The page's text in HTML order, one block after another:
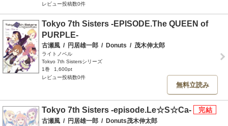
レビュー投稿数0件
Tokyo 7th Sisters -EPISODE.The QUEEN of
PURPLE-
古瀬風 / 円居雄一郎 / Donuts / 茂木伸太郎
ライトノベル
Tokyo 7th Sistersシリーズ
1巻
1,600pt
レビュー投稿数0件
無料立読み
Tokyo 7th Sisters -episode.Le☆S☆Ca-
古瀬風 / 円居雄一郎 / Donuts茂木伸太郎